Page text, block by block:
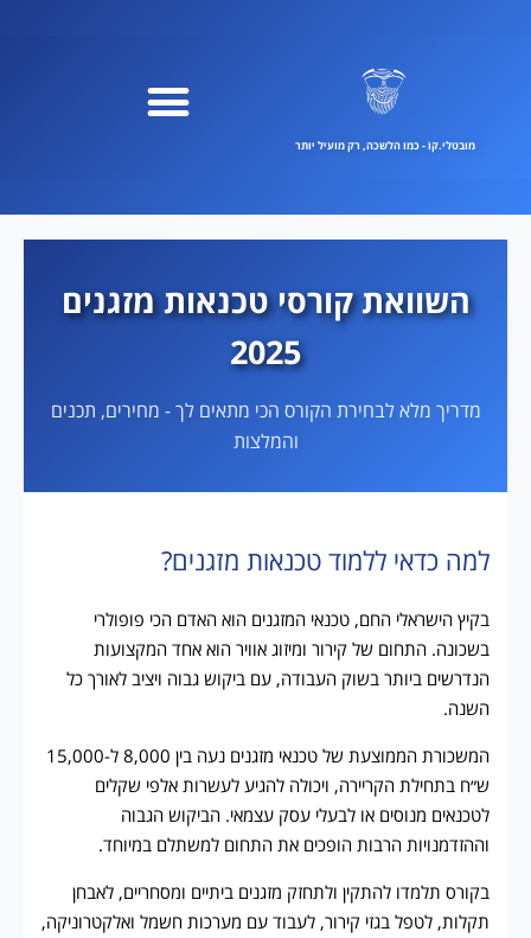
מובטלי.קוֹ - כמו הלשכה, רק מועיל יותר
השוואת קורסי טכנאות מזגנים
2025
מדריך מלא לבחירת הקורס הכי מתאים לך - מחירים, תכנים
והמלצות
למה כדאי ללמוד טכנאות מזגנים?
בקיץ הישראלי החם, טכנאי המזגנים הוא האדם הכי פופולרי
בשכונה. התחום של קירור ומיזוג אוויר הוא אחד המקצועות
הנדרשים ביותר בשוק העבודה, עם ביקוש גבוה ויציב לאורך כל
השנה.
המשכורת הממוצעת של טכנאי מזגנים נעה בין 8,000 ל-15,000
ש״ח בתחילת הקריירה, ויכולה להגיע לעשרות אלפי שקלים
לטכנאים מנוסים או לבעלי עסק עצמאי. הביקוש הגבוה
וההזדמנויות הרבות הופכים את התחום למשתלם במיוחד.
בקורס תלמדו להתקין ולתחזק מזגנים ביתיים ומסחריים, לאבחן
תקלות, לטפל בגזי קירור, לעבוד עם מערכות חשמל ואלקטרוניקה,